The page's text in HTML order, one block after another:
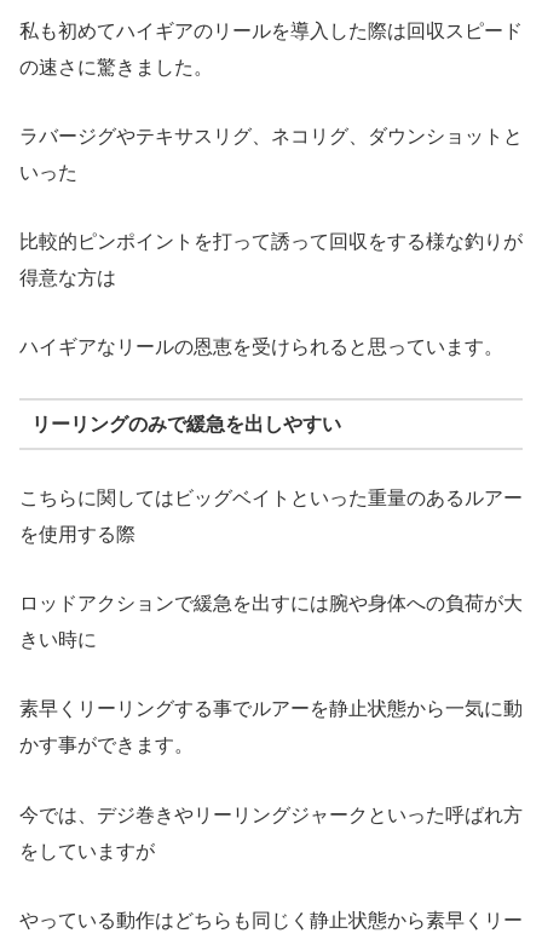
私も初めてハイギアのリールを導入した際は回収スピード
の速さに驚きました。
ラバージグやテキサスリグ、ネコリグ、ダウンショットと
いった
比較的ピンポイントを打って誘って回収をする様な釣りが
得意な方は
ハイギアなリールの恩恵を受けられると思っています。
リーリングのみで緩急を出しやすい
こちらに関してはビッグベイトといった重量のあるルアー
を使用する際
ロッドアクションで緩急を出すには腕や身体への負荷が大
きい時に
素早くリーリングする事でルアーを静止状態から一気に動
かす事ができます。
今では、デジ巻きやリーリングジャークといった呼ばれ方
をしていますが
やっている動作はどちらも同じく静止状態から素早くリー